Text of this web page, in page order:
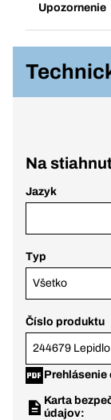
Upozornenie
Na
Jazyk
Typ
Všetko
Číslo produktu
244679
Prehlásenie
Karta
údajov: